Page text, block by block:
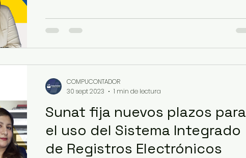
Sunat fija nuevos plazos para
el uso del Sistema Integrado
de Registros Electrónicos
COMPUCONTADOR
30 sept 2023
1 min de lectura